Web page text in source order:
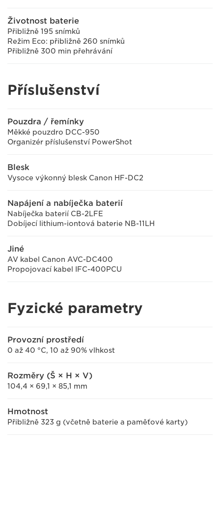
Životnost baterie
Přibližně 195 snímků
Režim Eco: přibližně 260 snímků
Přibližně 300 min přehrávání
Příslušenství
Pouzdra / řemínky
Měkké pouzdro DCC-950
Organizér příslušenství PowerShot
Blesk
Vysoce výkonný blesk Canon HF-DC2
Napájení a nabíječka baterií
Nabíječka baterií CB-2LFE
Dobíjecí lithium-iontová baterie NB-11LH
Jiné
AV kabel Canon AVC-DC400
Propojovací kabel IFC-400PCU
Fyzické parametry
Provozní prostředí
0 až 40 °C, 10 až 90% vlhkost
Rozměry (Š × H × V)
104,4 × 69,1 × 85,1 mm
Hmotnost
Přibližně 323 g (včetně baterie a paměťové karty)